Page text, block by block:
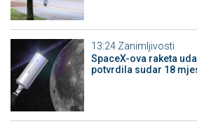
13:24 Zanimljivosti
SpaceX-ova raketa
potvrdila sudar 18